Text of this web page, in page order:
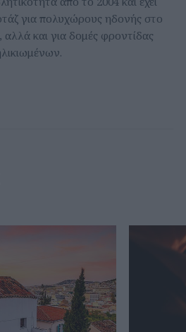
για πολυχώρους ηδονής στο
και για δομές φροντίδας